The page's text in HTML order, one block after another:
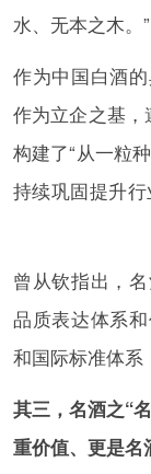
水、无本之木。
作为中国白酒
作为立企之基，
构建了“从一粒
持续巩固提升
曾从钦指出，
品质表达体系
和国际标准体系
其三，名酒之“
重价值、更是名